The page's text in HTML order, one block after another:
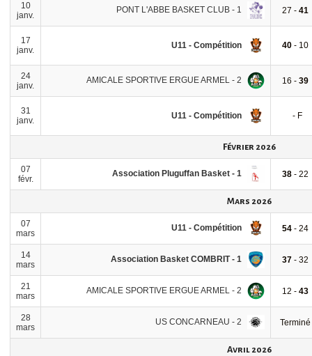
10
janv.
PONT L'ABBE BASKET CLUB - 1 27 - 41
17
janv.
U11 - Compétition 40- 10
24
janv.
AMICALE SPORTIVE ERGUE ARMEL - 2 16 - 39
31
janv.
U11 - Compétition - F
Février 2026
07
févr.
Association Pluguffan Basket - 1 38- 22
Mars 2026
07
mars
U11 - Compétition 54- 24
14
mars
Association Basket COMBRIT - 1 37- 32
21
mars
AMICALE SPORTIVE ERGUE ARMEL - 2 12 - 43
28
mars
US CONCARNEAU - 2 Terminé
Avril 2026